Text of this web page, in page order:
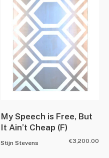
My Speech is Free, But
It Ain’t Cheap (F)
Stijn Stevens €3,200.00